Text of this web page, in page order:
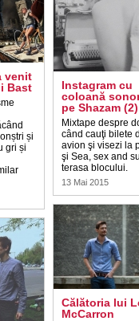
venit
Bast
și
gri și
Instagram cu
coloană
pe Shazam (2)
Mixtape despre
când cauţi bilete
avion şi visezi la
şi Sea, sex and
terasa blocului.
13 Mai 2015
Călătoria lui
McCarron